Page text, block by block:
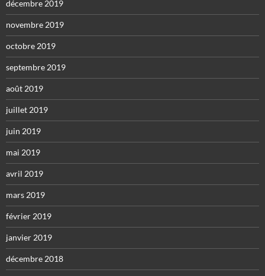
décembre 2019
novembre 2019
octobre 2019
septembre 2019
août 2019
juillet 2019
juin 2019
mai 2019
avril 2019
mars 2019
février 2019
janvier 2019
décembre 2018